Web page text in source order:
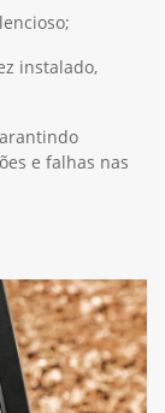
instalado,
e falhas nas